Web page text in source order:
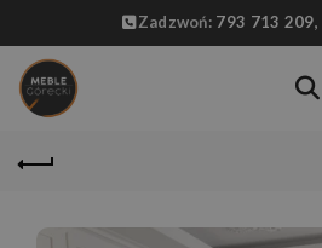
Zadzwoń: 793 713 209,